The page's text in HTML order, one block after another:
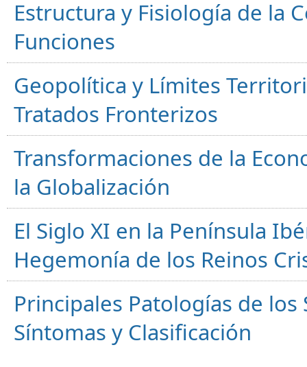
Estructura y Fisiología de la
Funciones
Geopolítica y Límites
Tratados Fronterizos
Transformaciones de la
la Globalización
El Siglo XI en la Península
Hegemonía de los Reinos
Principales Patologías de
Síntomas y Clasificación